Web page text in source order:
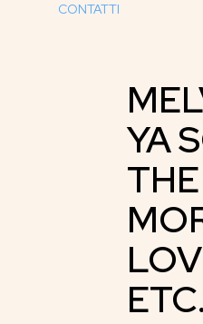
CONTATTI
YA